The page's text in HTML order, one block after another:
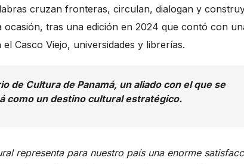
cruzan fronteras, circulan, dialogan y
tras una edición en 2024 que contó con
Casco Viejo, universidades y librerías.
de Cultura de Panamá, un aliado con el que se
como un destino cultural estratégico.
representa para nuestro país una enorme